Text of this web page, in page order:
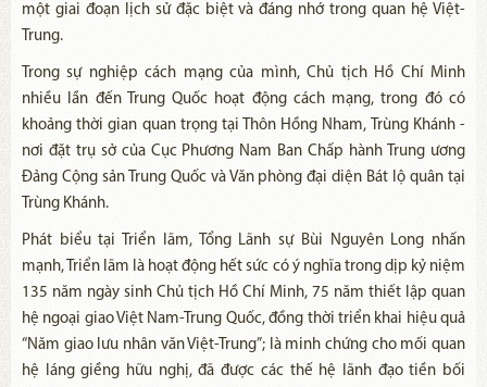
một giai đoạn lịch sử đặc biệt và đáng nhớ trong quan hệ Việt-
Trung.
Trong sự nghiệp cách mạng của mình, Chủ tịch Hồ Chí Minh
nhiều lần đến Trung Quốc hoạt động cách mạng, trong đó có
khoảng thời gian quan trọng tại Thôn Hồng Nham, Trùng Khánh -
nơi đặt trụ sở của Cục Phương Nam Ban Chấp hành Trung ương
Đảng Cộng sản Trung Quốc và Văn phòng đại diện Bát lộ quân tại
Trùng Khánh.
Phát biểu tại Triển lãm, Tổng Lãnh sự Bùi Nguyên Long nhấn
mạnh, Triển lãm là hoạt động hết sức có ý nghĩa trong dịp kỷ niệm
135 năm ngày sinh Chủ tịch Hồ Chí Minh, 75 năm thiết lập quan
hệ ngoại giao Việt Nam-Trung Quốc, đồng thời triển khai hiệu quả
“Năm giao lưu nhân văn Việt-Trung”; là minh chứng cho mối quan
hệ láng giềng hữu nghị, đã được các thế hệ lãnh đạo tiền bối